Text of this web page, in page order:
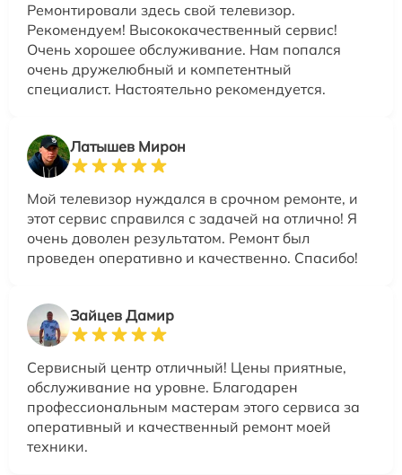
Ремонтировали здесь свой телевизор.
Рекомендуем! Высококачественный сервис!
Очень хорошее обслуживание. Нам попался
очень дружелюбный и компетентный
специалист. Настоятельно рекомендуется.
Латышев Мирон
Мой телевизор нуждался в срочном ремонте, и
этот сервис справился с задачей на отлично! Я
очень доволен результатом. Ремонт был
проведен оперативно и качественно. Спасибо!
Зайцев Дамир
Сервисный центр отличный! Цены приятные,
обслуживание на уровне. Благодарен
профессиональным мастерам этого сервиса за
оперативный и качественный ремонт моей
техники.